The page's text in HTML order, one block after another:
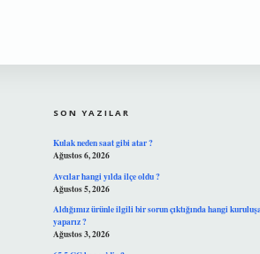
SON YAZILAR
Kulak neden saat gibi atar ?
Ağustos 6, 2026
Avcılar hangi yılda ilçe oldu ?
Ağustos 5, 2026
Aldığımız ürünle ilgili bir sorun çıktığında hangi
yaparız ?
Ağustos 3, 2026